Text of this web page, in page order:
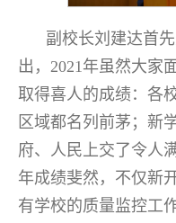
副校长刘建达首
出，2021年虽然大家
取得喜人的成绩：各
区域都名列前茅；新
府、人民上交了令人
年成绩斐然，不仅新
有学校的质量监控工